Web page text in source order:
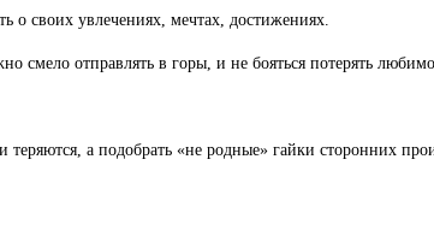
о своих увлечениях, мечтах, достижениях.
отправлять в горы, и не бояться потерять
а подобрать «не родные» гайки сторонних